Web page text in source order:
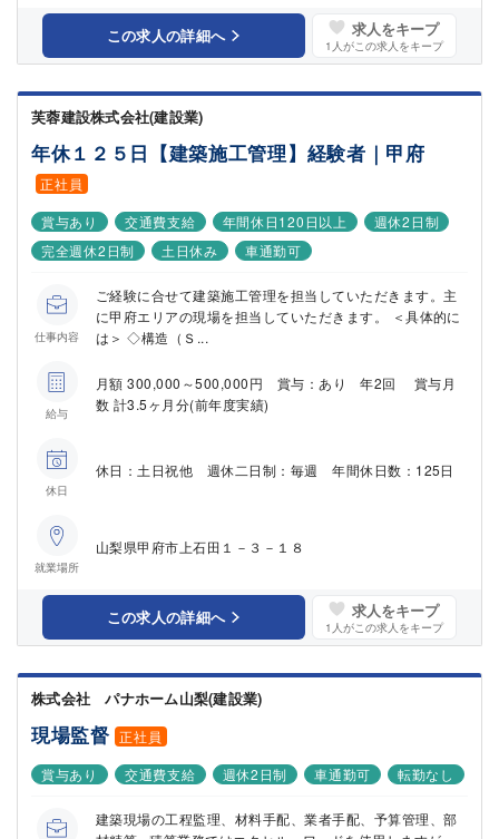
この求人の詳細へ 求人をキープ
1 人がこの求人をキープ
芙蓉建設株式会社(建設業)
年休１２５日【建築施工管理】経験者｜甲府
正社員
賞与あり
交通費支給 年間休日120日以上
週休2日制
完全週休2日制
土日休み 車通勤可
仕事内容
ご経験に合せて建築施工管理を担当していただきます。主
に甲府エリアの現場を担当していただきます。 ＜具体的に
は＞ ◇構造（Ｓ...
給与
月額 300,000～500,000円 賞与：あり 年2回 賞与月
数 計3.5ヶ月分(前年度実績)
休日
休日：土日祝他 週休二日制：毎週 年間休日数：125日
就業場所
山梨県甲府市上石田１－３－１８
この求人の詳細へ 求人をキープ
1 人がこの求人をキープ
株式会社 パナホーム山梨(建設業)
現場監督 正社員
賞与あり
交通費支給 週休2日制 車通勤可 転勤なし
建築現場の工程監理、材料手配、業者手配、予算管理、部